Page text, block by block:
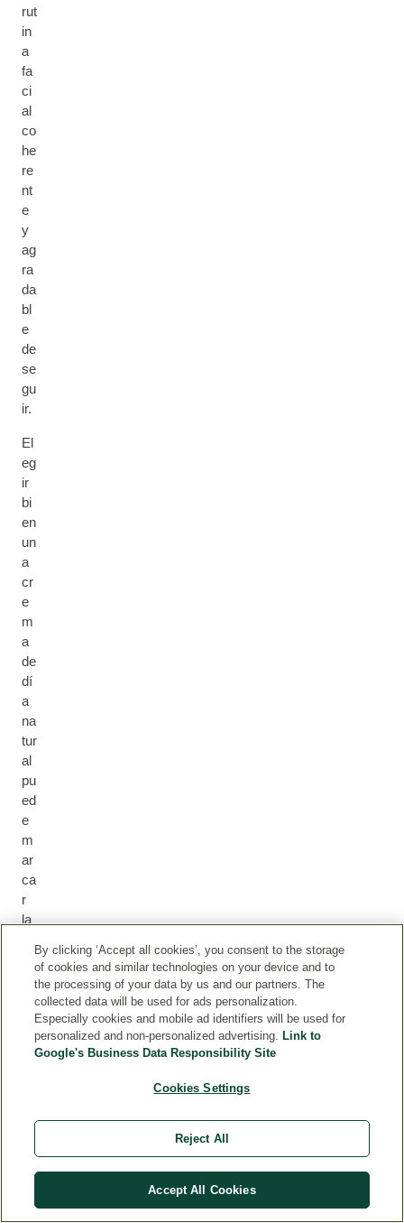
rut
in
a
fa
ci
al
co
he
re
nt
e
y
ag
ra
da
bl
e
de
se
gu
ir.
El
eg
ir
bi
en
un
a
cr
e
m
a
de
dí
a
na
tur
al
pu
ed
e
m
ar
ca
r
la
en
en
By clicking ‘Accept all cookies’, you consent to the storage
of cookies and similar technologies on your device and to
the processing of your data by us and our partners. The
collected data will be used for ads personalization.
Especially cookies and mobile ad identifiers will be used for
personalized and non-personalized advertising. Link to
Google's Business Data Responsibility Site
Cookies Settings
Reject All
Accept All Cookies